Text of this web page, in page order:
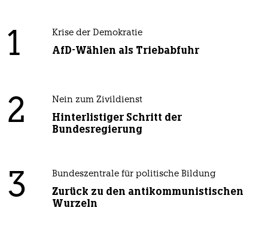
1 Krise der Demokratie
AfD-Wählen als Triebabfuhr
2 Nein zum Zivildienst
Hinterlistiger Schritt der
Bundesregierung
3 Bundeszentrale für politische Bildung
Zurück zu den antikommunistischen
Wurzeln